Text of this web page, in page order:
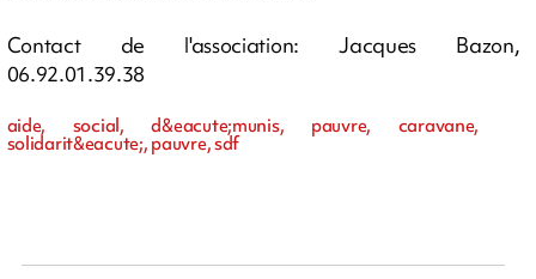
Contact de l'association: Jacques Bazon,
06.92.01.39.38
aide, social, d&eacute;munis, pauvre, caravane,
solidarit&eacute;, pauvre, sdf